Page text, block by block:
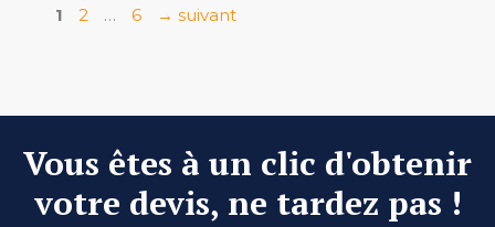
Page
1 Page
2 … Page
6 → suivant
Vous êtes à un clic d'obtenir
votre devis, ne tardez pas !